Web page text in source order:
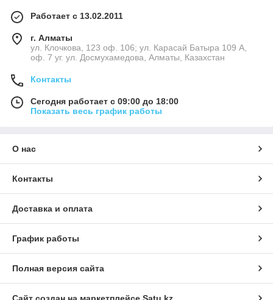
Работает с 13.02.2011
г. Алматы
ул. Клочкова, 123 оф. 106; ул. Карасай Батыра 109 А,
оф. 7 уг. ул. Досмухамедова, Алматы, Казахстан
Контакты
Сегодня работает с 09:00 до 18:00
Показать весь график работы
О нас
Контакты
Доставка и оплата
График работы
Полная версия сайта